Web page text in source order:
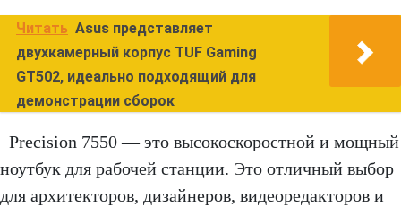
Читать Asus представляет
двухкамерный корпус TUF Gaming
GT502, идеально подходящий для
демонстрации сборок
Precision 7550 — это высокоскоростной и мощный
ноутбук для рабочей станции. Это отличный выбор
для архитекторов, дизайнеров, видеоредакторов и